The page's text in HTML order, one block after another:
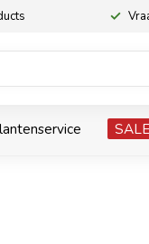
SALE